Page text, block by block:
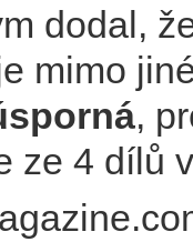
dodal,
mimo
,
ze 4 dílů